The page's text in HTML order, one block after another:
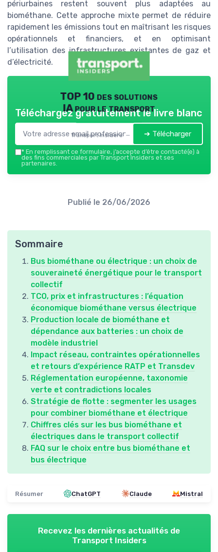
périurbaines restent souvent plus adaptées au
biométhane. Cette approche mixte permet de réduire
rapidement les émissions tout en maîtrisant les risques
opérationnels et financiers, et en optimisant
l’utilisation des infrastructures existantes de gaz et
d’électricité.
TOP 10 des solutions
IA pour le transport
Transport Insiders — 2026
Téléchargez gratuitement le livre blanc
➔ Télécharger
* En remplissant ce formulaire, j’accepte d’être contacté(e) à
des fins commerciales par Transport Insiders et ses
partenaires.
Publié le 26/06/2026
Sommaire
Bus biométhane ou électrique : un choix de
souveraineté énergétique pour le transport
collectif
TCO, prix et infrastructures : l’équation
économique biométhane versus électrique
Production locale de biométhane et
dépendance aux batteries : un choix de
modèle industriel
Impact réseau, contraintes opérationnelles
et retours d’expérience RATP et Transdev
Réglementation européenne, taxonomie
verte et contradictions locales
Stratégie de flotte : segmenter les usages
pour combiner biométhane et électrique
Chiffres clés sur les bus biométhane et
électriques dans le transport collectif
FAQ sur le choix entre bus biométhane et
bus électrique
Résumer ChatGPT Claude Mistral
Recevez les dernières actualités de
Transport Insiders